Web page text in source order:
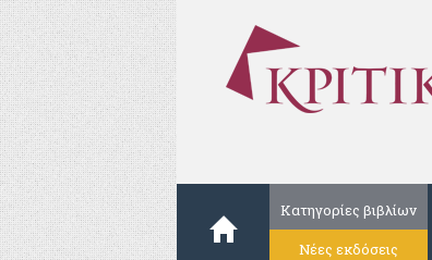
Κατηγορίες βιβλίων
Νέες εκδόσεις